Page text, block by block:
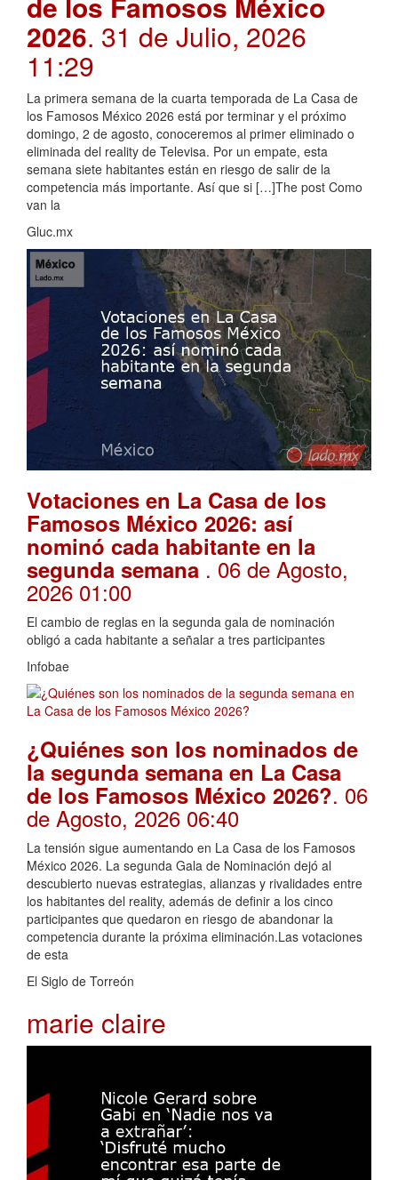
2026. 31 de Julio, 2026
11:29
La primera semana de la cuarta temporada de La Casa de
los Famosos México 2026 está por terminar y el próximo
domingo, 2 de agosto, conoceremos al primer eliminado o
eliminada del reality de Televisa. Por un empate, esta
semana siete habitantes están en riesgo de salir de la
competencia más importante. Así que si […]The post Como
van la
Gluc.mx
Votaciones en La Casa de los
Famosos México 2026: así
nominó cada habitante en la
segunda semana . 06 de Agosto,
2026 01:00
El cambio de reglas en la segunda gala de nominación
obligó a cada habitante a señalar a tres participantes
Infobae
¿Quiénes son los nominados de
la segunda semana en La Casa
de los Famosos México 2026?. 06
de Agosto, 2026 06:40
La tensión sigue aumentando en La Casa de los Famosos
México 2026. La segunda Gala de Nominación dejó al
descubierto nuevas estrategias, alianzas y rivalidades entre
los habitantes del reality, además de definir a los cinco
participantes que quedaron en riesgo de abandonar la
competencia durante la próxima eliminación.Las votaciones
de esta
El Siglo de Torreón
marie claire